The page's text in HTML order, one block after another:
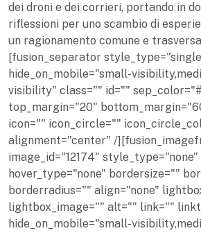
dei droni e dei corrieri, portando in
riflessioni per uno scambio di
un ragionamento comune e
[fusion_separator
hide_on_mobile="small-
visibility" class="" id=""
top_margin="20"
icon="" icon_circle=""
alignment="center" /
image_id="12174"
hover_type="none" bordersize=""
borderradius="" align="none"
lightbox_image="" alt="" link=""
hide_on_mobile="small-